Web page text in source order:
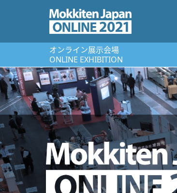
オンライン展⽰会場
ONLINE EXHIBITION